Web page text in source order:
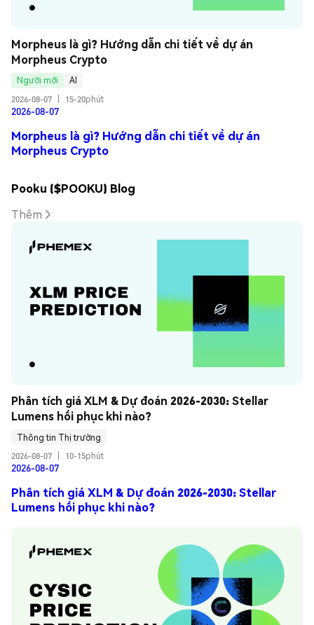
Morpheus là gì? Hướng dẫn chi tiết về dự án
Morpheus Crypto
Người mới
AI
2026-08-07
15-20phút
2026-08-07
Morpheus là gì? Hướng dẫn chi tiết về dự án
Morpheus Crypto
Pooku ($POOKU) Blog
Thêm
Phân tích giá XLM & Dự đoán 2026-2030: Stellar
Lumens hồi phục khi nào?
Thông tin Thị trường
2026-08-07
10-15phút
2026-08-07
Phân tích giá XLM & Dự đoán 2026-2030: Stellar
Lumens hồi phục khi nào?